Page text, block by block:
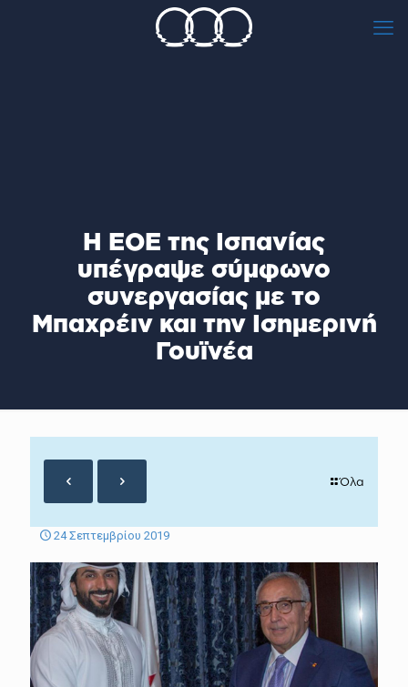
H EOE της Ισπανίας
υπέγραψε σύμφωνο
συνεργασίας με το
Μπαχρέιν και την Ισημερινή
Γουϊνέα
Όλα
24 Σεπτεμβρίου 2019